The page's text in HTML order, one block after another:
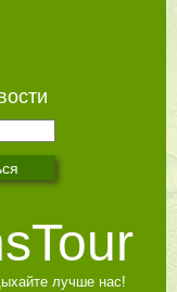
лучше нас!